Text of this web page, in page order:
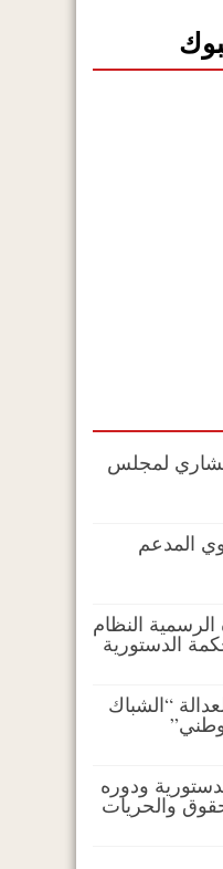
لمجلس
المدعم
الرسمية النظام
الدستورية
“الشباك
ودوره
والحريات